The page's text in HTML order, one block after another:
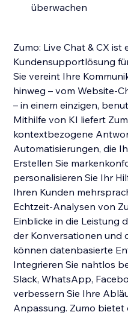
überwachen
Zumo: Live Chat & CX ist
Kundensupportlösung
Sie vereint Ihre
hinweg – vom Website-
– in einem einzigen,
Mithilfe von KI liefert
kontextbezogene
Automatisierungen, die
Erstellen Sie
personalisieren Sie Ihr
Ihren Kunden
Echtzeit-Analysen von
Einblicke in die Leistung
der Konversationen und
können datenbasierte
Integrieren Sie nahtlos
Slack, WhatsApp,
verbessern Sie Ihre
Anpassung. Zumo bietet